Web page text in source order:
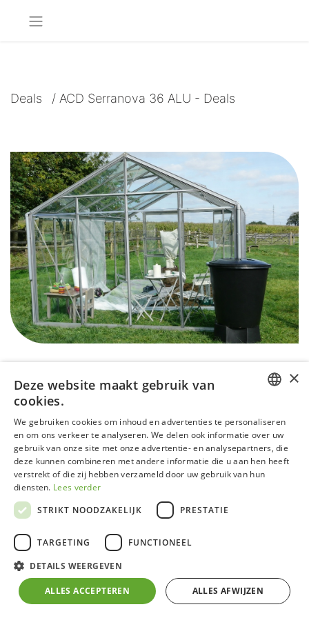
Deals / ACD Serranova 36 ALU - Deals
ACD Serranova 36 ALU - Deals
Deze modellen kunnen sporen van intern gebruik of
interne opbouw vertonen die geen invloed hebben op
de werking.
Alle vermelde prijzen zijn inclusief BTW, aan-huis-
geleverd op de stoep in België. Montage is mogelijk in
GERMAN
FRENCH
×
Deze website maakt gebruik van
cookies.
We gebruiken cookies om inhoud en advertenties te personaliseren
en om ons verkeer te analyseren. We delen ook informatie over uw
gebruik van onze site met onze advertentie- en analysepartners, die
deze kunnen combineren met andere informatie die u aan hen heeft
verstrekt of die zij hebben verzameld door uw gebruik van hun
diensten. Lees verder
STRIKT NOODZAKELIJK
PRESTATIE
TARGETING FUNCTIONEEL
DETAILS WEERGEVEN
ALLES ACCEPTEREN ALLES AFWIJZEN